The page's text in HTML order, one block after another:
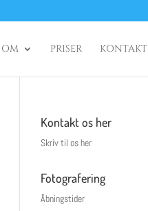
OM PRISER KONTAKT
Kontakt os her
Skriv til os her
Fotografering
Åbningstider